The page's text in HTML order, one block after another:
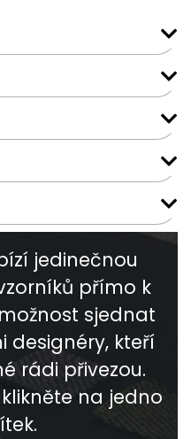
jedinečnou
přímo k
sjednat
designéry, kteří
rádi přivezou.
na jedno